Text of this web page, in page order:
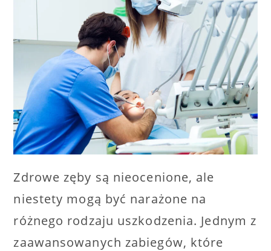
Zdrowe zęby są nieocenione, ale
niestety mogą być narażone na
różnego rodzaju uszkodzenia. Jednym z
zaawansowanych zabiegów, które